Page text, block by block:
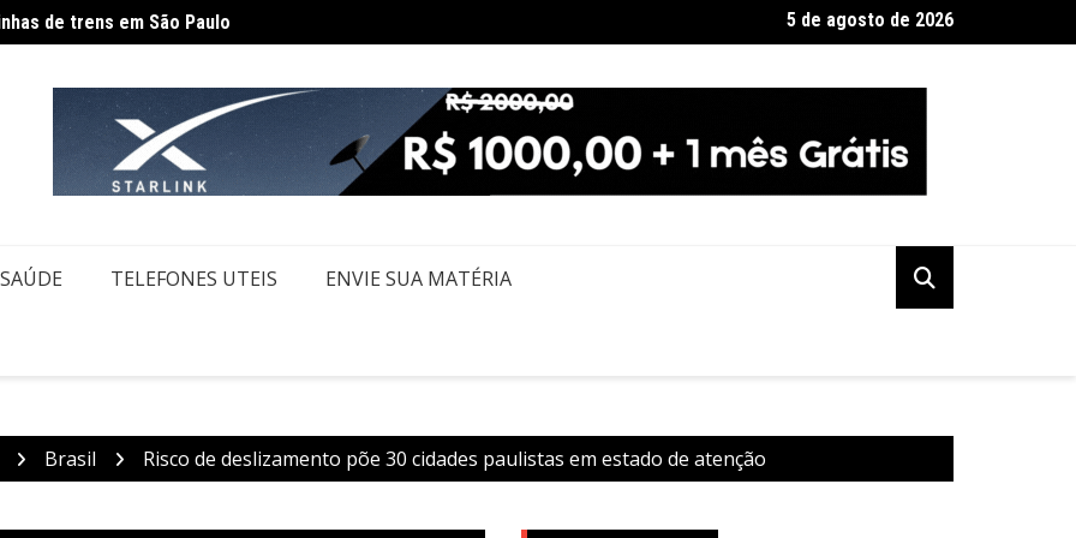
Governo de SP diz que não haverá demissões de funcionários da CPTM
5 de agosto de 2026
SAÚDE TELEFONES UTEIS ENVIE SUA MATÉRIA
Brasil Risco de deslizamento põe 30 cidades paulistas em estado de atenção